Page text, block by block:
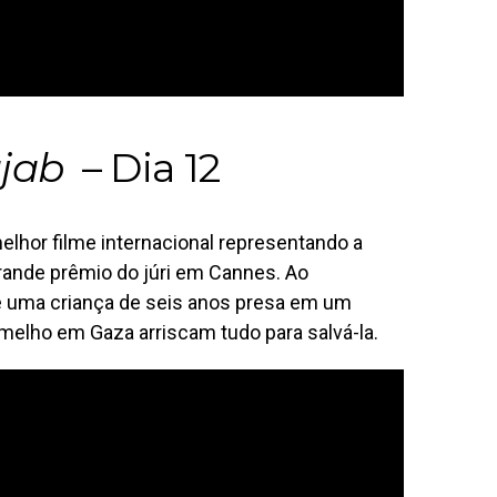
– Dia 12
filme internacional representando a
prêmio do júri em Cannes. Ao
criança de seis anos presa em um
em Gaza arriscam tudo para salvá-la.